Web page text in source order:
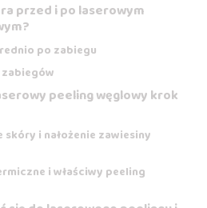
przed i po laserowym
po zabiegu
peeling węglowy krok
i nałożenie zawiesiny
i właściwy peeling